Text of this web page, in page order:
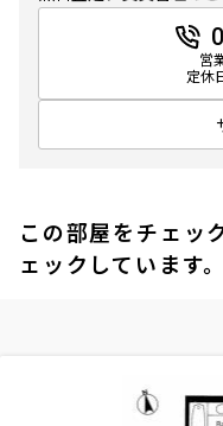
営
定休
この部屋をチェッ
ェックしています。